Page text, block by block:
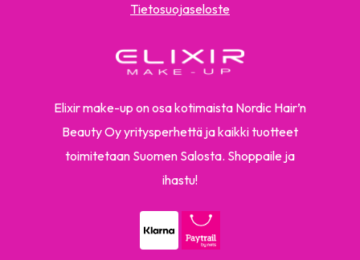
Elixir make-up on osa kotimaista Nordic Hair’n
Beauty Oy yritysperhettä ja kaikki tuotteet
toimitetaan Suomen Salosta. Shoppaile ja
ihastu!
Tietosuojaseloste